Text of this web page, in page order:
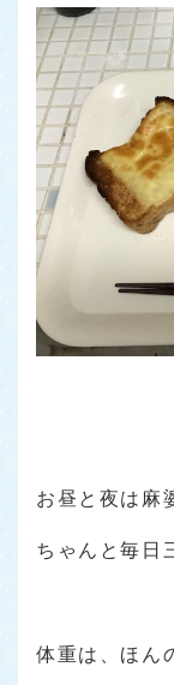
お昼と夜は麻
ちゃんと毎日
体重は、ほん